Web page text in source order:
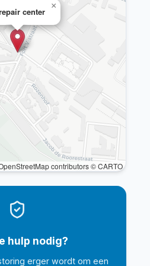
center
×
contributors © CARTO
hulp nodig?
erger wordt om een